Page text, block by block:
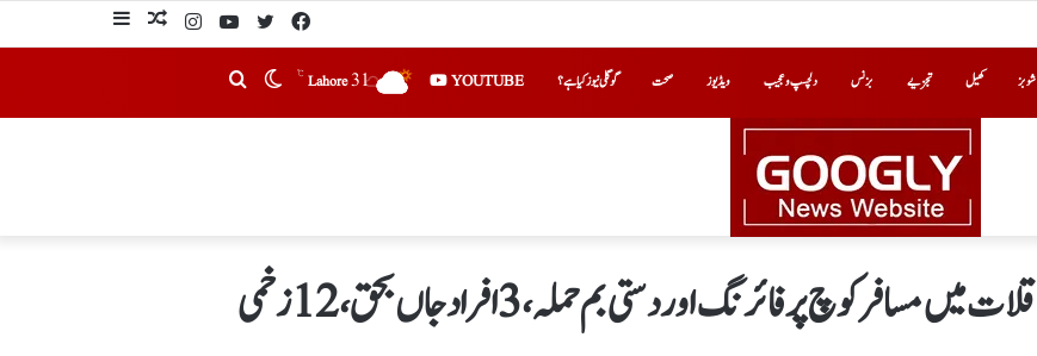
شوبز کھیل تجزیے بزنس دلچسپ و عجیب ویڈیوز صحت گوگلی نیوز کیا ہے؟ YOUTUBE
Lahore31
℃
قلات میں مسافر کوچ پر فائرنگ اور دستی بم حملہ، 3 افراد جاں بحق، 12 زخمی